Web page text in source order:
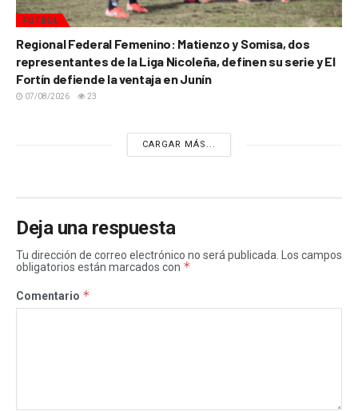
FÚTBOL
Regional Federal Femenino: Matienzo y Somisa, dos
representantes de la Liga Nicoleña, definen su serie y El
Fortín defiende la ventaja en Junín
07/08/2026 23
CARGAR MÁS...
Deja una respuesta
Tu dirección de correo electrónico no será publicada. Los campos
obligatorios están marcados con *
Comentario *